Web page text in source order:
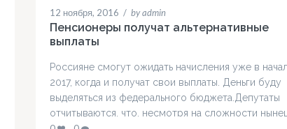
нужных документов для кредита. Для
квалифицированных банков известна ситуация,
12 ноября, 2016 / by admin
Пенсионеры получат альтернативные
выплаты
Россияне смогут ожидать начисления уже в
2017, когда и получат свои выплаты. Деньги буду
выделяться из федерального бюджета.Депутаты
отчитываются, что, несмотря на сложности